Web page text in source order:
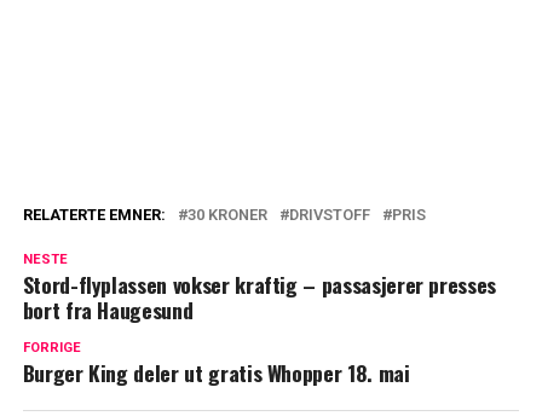
RELATERTE EMNER: 30 KRONER DRIVSTOFF PRIS
NESTE
Stord-flyplassen vokser kraftig – passasjerer presses
bort fra Haugesund
FORRIGE
Burger King deler ut gratis Whopper 18. mai